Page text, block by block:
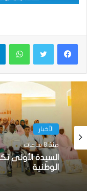
الأخبار
منذ 8 ساعات
السيدة الأولى
الوطنية